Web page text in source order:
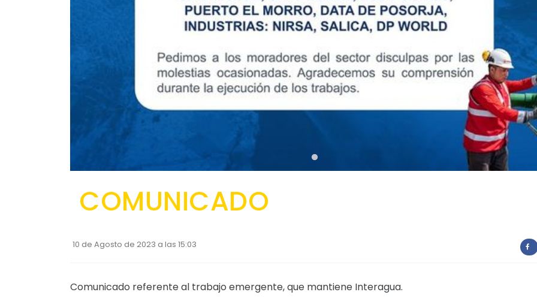
COMUNICADO
10 de Agosto de 2023 a las 15:03
Comunicado referente al trabajo emergente, que mantiene Interagua.